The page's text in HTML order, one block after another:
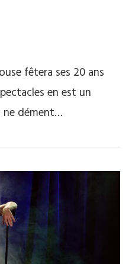
fêtera ses 20 ans
en est un
ne dément…